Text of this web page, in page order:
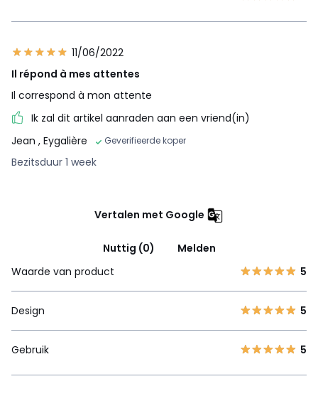
11/06/2022
Il répond à mes attentes
Il correspond à mon attente
Ik zal dit artikel aanraden aan een vriend(in)
Jean , Eygalière Geverifieerde koper
Bezitsduur 1 week
Vertalen met Google
Nuttig (0)
Melden
Waarde van product
5
Design 5
Gebruik 5